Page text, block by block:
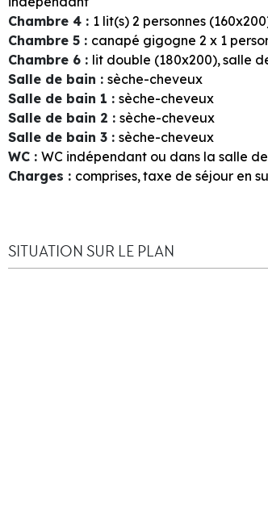
Chambre 4 : 1 lit(s) 2 personnes
Chambre 5 : canapé gigogne 2 x 1
Chambre 6 : lit double (180x200) salle
Salle de bain : sèche-cheveux
Salle de bain 1 : sèche-cheveux
Salle de bain 2 : sèche-cheveux
Salle de bain 3 : sèche-cheveux
WC : WC indépendant ou dans la salle
Charges : comprises taxe de séjour en
SITUATION SUR LE PLAN